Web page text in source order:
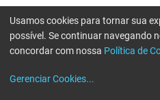
Usamos cookies para tornar sua
possível. Se continuar navegando
concordar com nossa Política de
Gerenciar Cookies...
Erro ao enviar informações, por